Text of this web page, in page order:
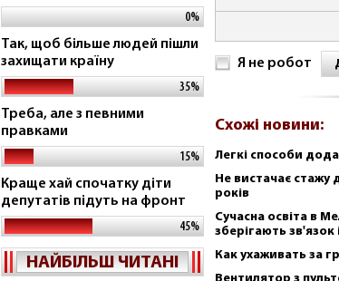
0%
Так, щоб більше людей пішли
захищати країну
35%
Треба, але з певними
правками
15%
Краще хай спочатку діти
депутатів підуть на фронт
45%
НАЙБІЛЬШ ЧИТАНІ
Я не робот
Схожі новини:
Легкі способи
Не вистачає стажу
років
Сучасна освіта в
зберігають
Как ухаживать за